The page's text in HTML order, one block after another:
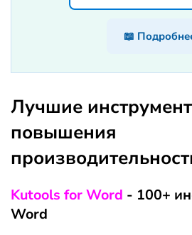
📖
Лучшие
повышения
Kutools for Word - 100+
Word